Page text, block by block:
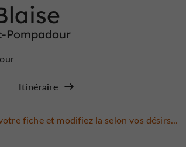
Pompadour
Itinéraire
fiche et modifiez la selon vos désirs...